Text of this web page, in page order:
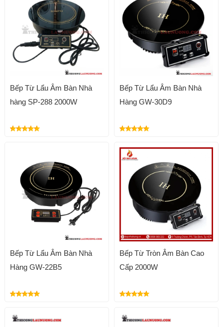
Bếp Từ Lẩu Âm Bàn Nhà
hàng SP-288 2000W
Bếp Từ Lẩu Âm Bàn Nhà
Hàng GW-30D9
Bếp Từ Lẩu Âm Bàn Nhà
Hàng GW-22B5
Bếp Từ Tròn Âm Bàn Cao
Cấp 2000W